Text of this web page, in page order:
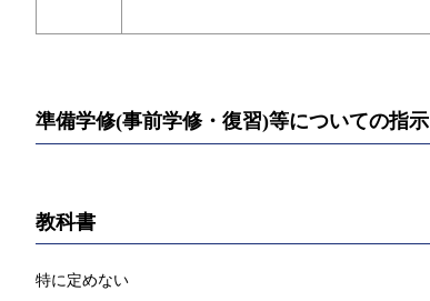
準備学修(事前学修・復習)等についての指示
教科書
特に定めない